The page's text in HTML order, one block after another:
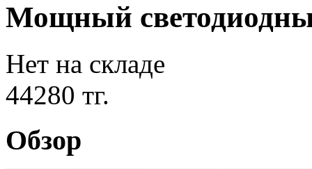
Мощный
Нет на складе
44280 тг.
Обзор